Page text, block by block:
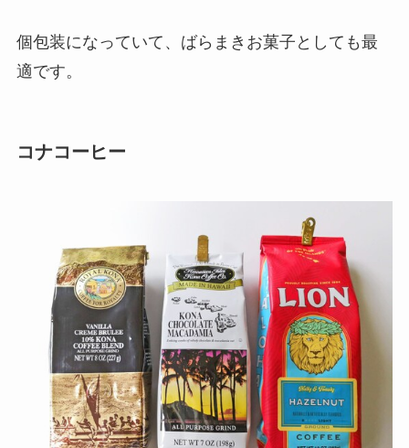
個包装になっていて、ばらまきお菓子としても最
適です。
コナコーヒー